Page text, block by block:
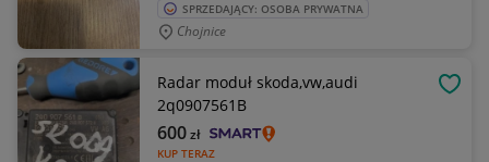
SPRZEDAJĄCY: OSOBA PRYWATNA
Chojnice
Radar moduł skoda,vw,audi
2q0907561B
KUP TERAZ
600zł